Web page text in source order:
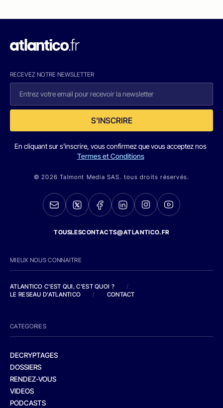
RECEVEZ NOTRE NEWSLETTER
S'INSCRIRE
En cliquant sur s'inscrire, vous confirmez que vous acceptez nos
Termes et Conditions
© 2026 Talmont Media SAS. tous droits réservés.
TOUSLESCONTACTS@ATLANTICO.FR
MIEUX NOUS CONNAITRE
ATLANTICO C'EST QUI, C'EST QUOI ?
/
LE RESEAU D'ATLANTICO
/ CONTACT
CATEGORIES
DECRYPTAGES
DOSSIERS
RENDEZ-VOUS
VIDEOS
PODCASTS